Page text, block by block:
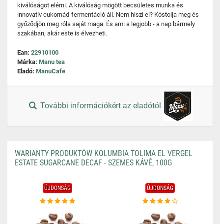
kiválóságot elérni. A kiválóság mögött becsületes munka és
innovatív cukornád-fermentáció áll. Nem hiszi el? Kóstolja meg és
győződjön meg róla saját maga. És ami a legjobb - a nap bármely
szakában, akár este is élvezheti.
Ean: 22910100
Márka: Manu tea
Eladó: ManuCafe
További információkért az eladótól
WARIANTY PRODUKTÓW KOLUMBIA TOLIMA EL VERGEL
ESTATE SUGARCANE DECAF - SZEMES KÁVÉ, 100G
ÚJDONSÁG ÚJDONSÁG